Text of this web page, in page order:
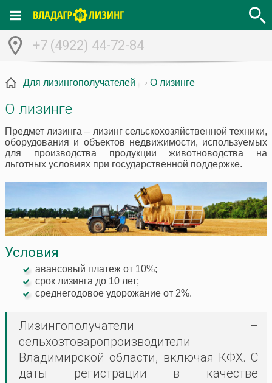
+7 (4922) 44-72-84
Для лизингополучателей О лизинге
О лизинге
Предмет лизинга – лизинг сельскохозяйственной техники,
оборудования и объектов недвижимости, используемых
для производства продукции животноводства на
льготных условиях при государственной поддержке.
Условия
авансовый платеж от 10%;
срок лизинга до 10 лет;
среднегодовое удорожание от 2%.
Лизингополучатели –
сельхозтоваропроизводители
Владимирской области, включая КФХ. С
даты регистрации в качестве